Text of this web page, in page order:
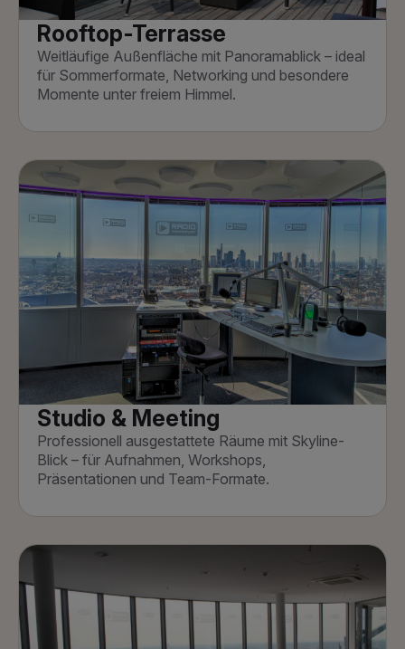
Rooftop-Terrasse
Weitläufige Außenfläche mit Panoramablick – ideal
für Sommerformate, Networking und besondere
Momente unter freiem Himmel.
Studio & Meeting
Professionell ausgestattete Räume mit Skyline-
Blick – für Aufnahmen, Workshops,
Präsentationen und Team-Formate.